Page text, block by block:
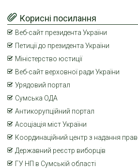
Корисні посилання
Веб-сайт президента України
Петиції до президента України
Міністерство юстиції
Веб-сайт верховної ради України
Урядовий портал
Сумська ОДА
Антикорупційний портал
Асоціація міст України
Координаційний центр з надання
Державний реєстр виборців
ГУ НП в Сумській області